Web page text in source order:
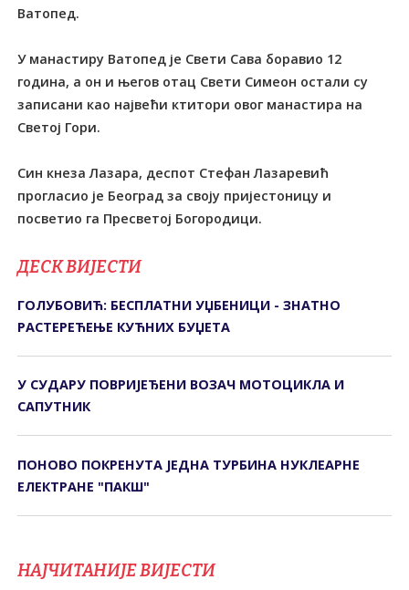
Ватопед.
У манастиру Ватопед је Свети Сава боравио 12
година, а он и његов отац Свети Симеон остали су
записани као највећи ктитори овог манастира на
Светој Гори.
Син кнеза Лазара, деспот Стефан Лазаревић
прогласио је Београд за своју пријестоницу и
посветио га Пресветој Богородици.
ДЕСК ВИЈЕСТИ
ГОЛУБОВИЋ: БЕСПЛАТНИ УЏБЕНИЦИ - ЗНАТНО
РАСТЕРЕЋЕЊЕ КУЋНИХ БУЏЕТА
У СУДАРУ ПОВРИЈЕЂЕНИ ВОЗАЧ МОТОЦИКЛА И
САПУТНИК
ПОНОВО ПОКРЕНУТА ЈЕДНА ТУРБИНА НУКЛЕАРНЕ
ЕЛЕКТРАНЕ "ПАКШ"
НАЈЧИТАНИЈЕ ВИЈЕСТИ